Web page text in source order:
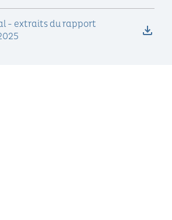
- extraits du rapport